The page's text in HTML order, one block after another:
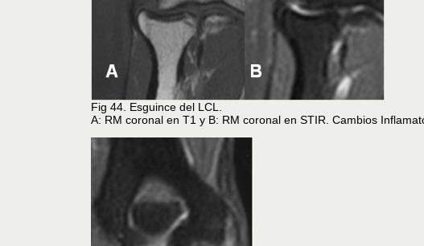
Fig 44. Esguince del LCL.
A: RM coronal en T1 y B: RM coronal en STIR. Cambios